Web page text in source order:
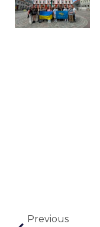
Previous